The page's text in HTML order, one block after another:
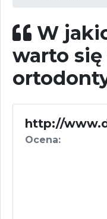
W
warto
http://
Ocena: